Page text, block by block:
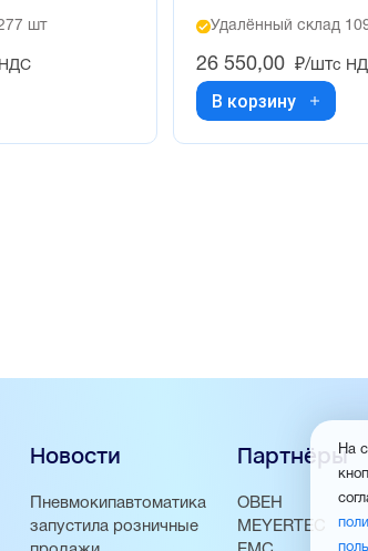
шт Удалённый склад
26 550,00 ₽/штс
В корзину
Новости
Пневмокипавтоматика
запустила розничные
Партнёры
ОВЕН
MEYERTEC
На